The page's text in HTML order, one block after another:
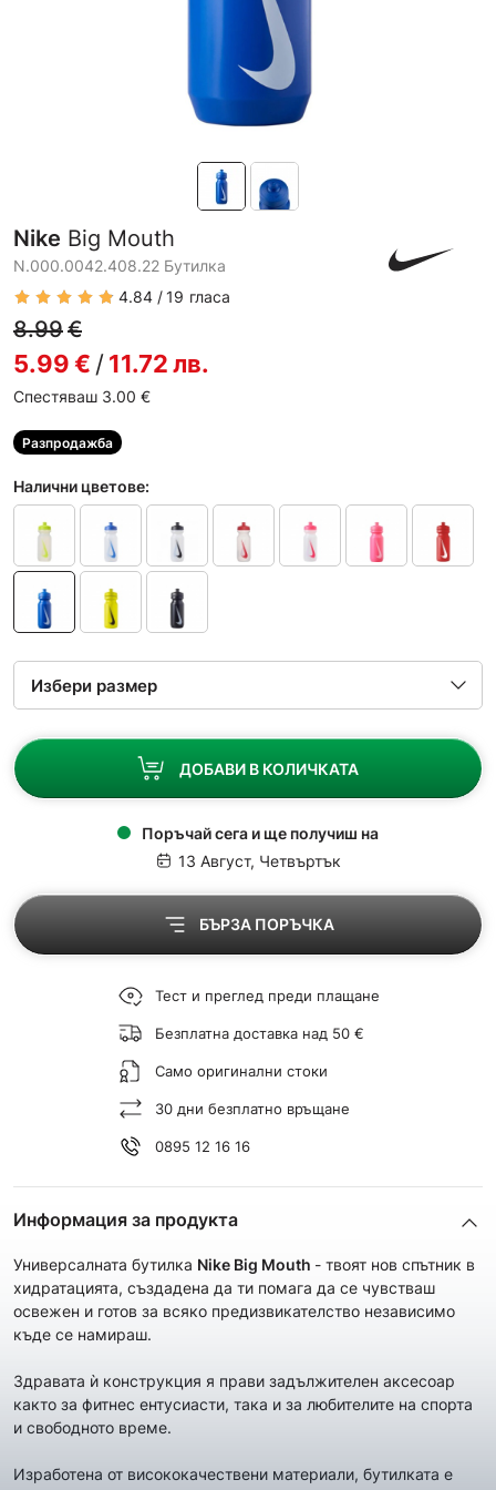
Nike Big Mouth
N.000.0042.408.22 Бутилкa
4.84
19 гласа
8.99€
5.99€ /11.72лв.
Спестяваш 3.00 €
Разпродажба
Налични цветове:
ДОБАВИ В КОЛИЧКАТА
Поръчай сега и ще получиш на
13 Август, Четвъртък
БЪРЗА ПОРЪЧКА
Тест и преглед преди плащане
Безплатна доставка над 50 €
Само оригинални стоки
30 дни безплатно връщане
0895 12 16 16
Информация за продукта
Универсалната бутилка Nike Big Mouth - твоят нов спътник в
хидратацията, създадена да ти помага да се чувстваш
освежен и готов за всяко предизвикателство независимо
къде се намираш.
Здравата ѝ конструкция я прави задължителен аксесоар
както за фитнес ентусиасти, така и за любителите на спорта
и свободното време.
Изработена от висококачествени материали, бутилката е